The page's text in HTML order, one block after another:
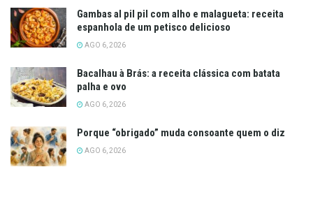
Gambas al pil pil com alho e malagueta: receita
espanhola de um petisco delicioso
AGO 6, 2026
Bacalhau à Brás: a receita clássica com batata
palha e ovo
AGO 6, 2026
Porque “obrigado” muda consoante quem o diz
AGO 6, 2026